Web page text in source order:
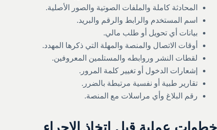
المحادثة كاملة والملفات الصوتية والصور الأصلية.
اسم المستخدم والرابط والرقم والبريد.
بيانات أي تحويل أو طلب مالي.
أوقات الاتصال والمنصة والمهلة التي ذكرها المهدد.
لقطات النشر وروابطه والمستلمين المعروفين.
إشعارات الدخول أو تغيير كلمة المرور.
تقارير طبية أو نفسية مرتبطة بالضرر.
رقم البلاغ وأي مراسلات مع المنصة.